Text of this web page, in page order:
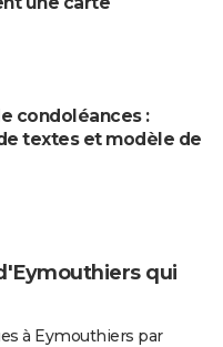
condoléances :
textes et modèle de
qui
à Eymouthiers par